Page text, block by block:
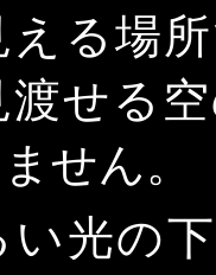
る場
せる
せん。
い光の